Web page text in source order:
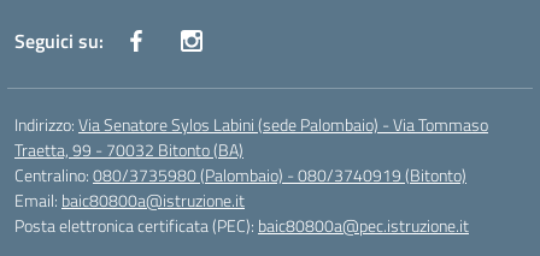
Seguici su:
Indirizzo:Via Senatore Sylos Labini (sede Palombaio) - Via Tommaso
Traetta, 99 - 70032 Bitonto (BA)
Centralino:080/3735980 (Palombaio) - 080/3740919 (Bitonto)
Email: baic80800a@istruzione.it
Posta elettronica certificata (PEC): baic80800a@pec.istruzione.it